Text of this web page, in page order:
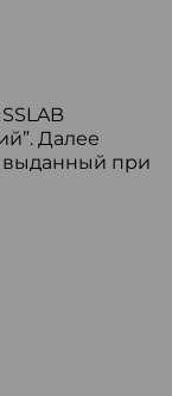
Далее
выданный при